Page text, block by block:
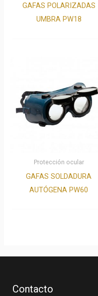
GAFAS POLARIZADAS
UMBRA PW18
Protección ocular
GAFAS SOLDADURA
AUTÓGENA PW60
Contacto